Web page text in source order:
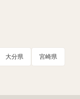
大分県 宮崎県